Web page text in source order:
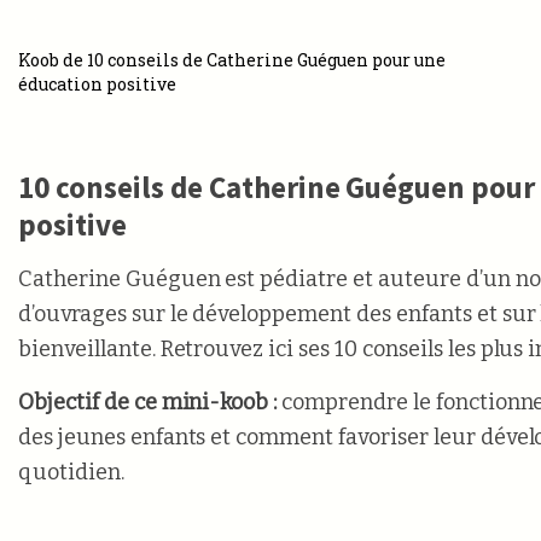
Koob de 10 conseils de Catherine Guéguen pour une
éducation positive
10 conseils de Catherine Guéguen
positive
Catherine Guéguen est pédiatre et auteure d’un
d’ouvrages sur le développement des enfants et sur
bienveillante. Retrouvez ici ses 10 conseils les plus
Objectif de ce mini-koob :comprendre le
des jeunes enfants et comment favoriser leur développement au
quotidien.